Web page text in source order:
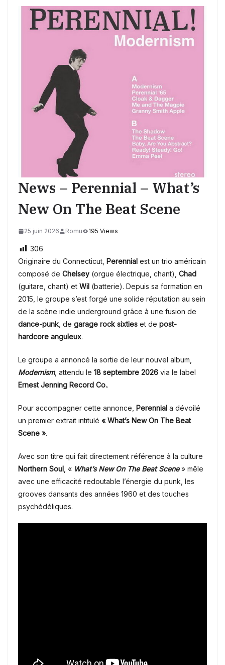
News – Perennial – What’s
New On The Beat Scene
25 juin 2026 Romu 195 Views
306
Originaire du Connecticut, Perennial est un trio américain
composé de Chelsey (orgue électrique, chant), Chad
(guitare, chant) et Wil (batterie). Depuis sa formation en
2015, le groupe s’est forgé une solide réputation au sein
de la scène indie underground grâce à une fusion de
dance-punk , de garage rock sixties et de post-
hardcore anguleux.
Le groupe a annoncé la sortie de leur nouvel album,
Modernism, attendu le 18 septembre 2026 via le label
Ernest Jenning Record Co..
Pour accompagner cette annonce, Perennial a dévoilé
un premier extrait intitulé « What’s New On The Beat
Scene ».
Avec son titre qui fait directement référence à la culture
Northern Soul , « What’s New On The Beat Scene» mêle
avec une efficacité redoutable l’énergie du punk, les
grooves dansants des années 1960 et des touches
psychédéliques.